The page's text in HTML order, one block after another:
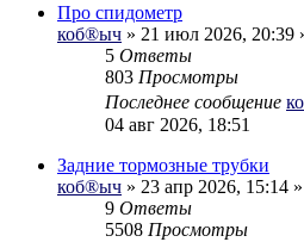
Про спидометр
коб®ыч » 21 июл 2026, 20:39
5 Ответы
803 Просмотры
Последнее сообщение
04 авг 2026, 18:51
Задние тормозные трубки
коб®ыч » 23 апр 2026, 15:14
9 Ответы
5508 Просмотры